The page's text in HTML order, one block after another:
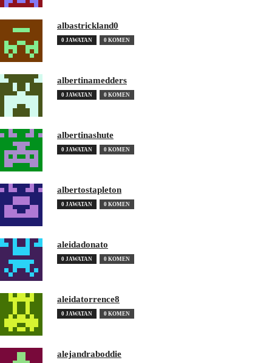
albastrickland0
0 JAWATAN 0 KOMEN
albertinamedders
0 JAWATAN 0 KOMEN
albertinashute
0 JAWATAN 0 KOMEN
albertostapleton
0 JAWATAN 0 KOMEN
aleidadonato
0 JAWATAN 0 KOMEN
aleidatorrence8
0 JAWATAN 0 KOMEN
alejandraboddie